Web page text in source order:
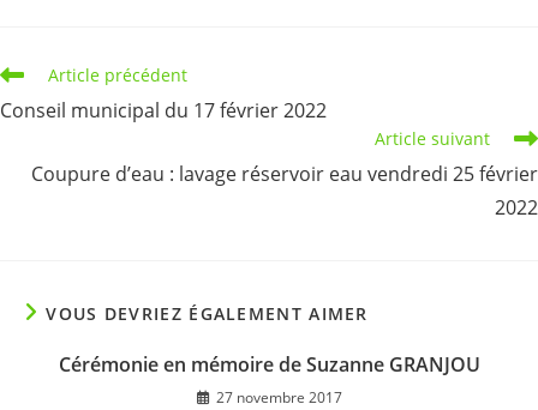
Read
articles
Article précédent
Conseil municipal du 17 février 2022
Article suivant
Coupure d’eau : lavage réservoir eau vendredi 25 février
2022
VOUS DEVRIEZ ÉGALEMENT AIMER
Cérémonie en mémoire de Suzanne GRANJOU
27 novembre 2017